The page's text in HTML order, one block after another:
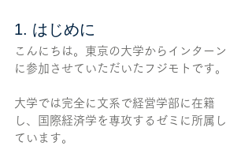
1. はじめに
こんにちは。東京の大学からインターン
に参加させていただいたフジモトです。
大学では完全に文系で経営学部に在籍
し、国際経済学を専攻するゼミに所属し
ています。